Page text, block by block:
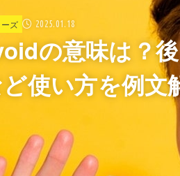
ズ 2025.01.18
の意味は？
使い方を例文